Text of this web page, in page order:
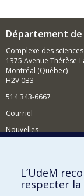
Département
Complexe des sciences
1375 Avenue Thérèse-
Montréal (Québec)
H2V 0B3
514 343-6667
Courriel
Nouvelles
Comment
BESOIN D'AIDE?
L’UdeM
respecter la